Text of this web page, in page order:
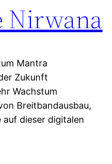
Nirwana
Mantra
Zukunft
Wachstum
Breitbandausbau,
auf dieser digitalen